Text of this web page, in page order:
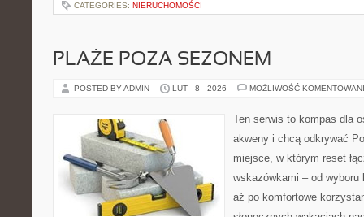
CATEGORIES: NIERUCHOMOŚCI
PLAŻE POZA SEZONEM
POSTED BY ADMIN LUT - 8 - 2026 MOŻLIWOŚĆ
Ten serwis to kompas dla
akweny i chcą odkrywać
miejsce, w którym reset
wskazówkami – od wyboru
aż po komfortowe